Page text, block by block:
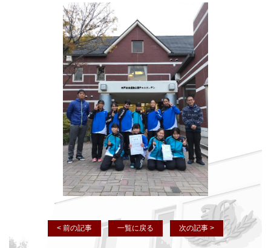
< 前の記事 一覧に戻る 次の記事 >